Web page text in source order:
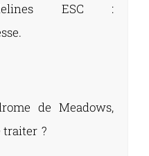
ESC :
de Meadows,
traiter ?